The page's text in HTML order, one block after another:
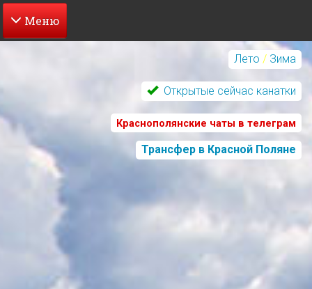
Перейти
содержанию
Лето / Зима
Открытые сейчас канатки
Краснополянские чаты в телеграм
Трансфер в Красной Поляне